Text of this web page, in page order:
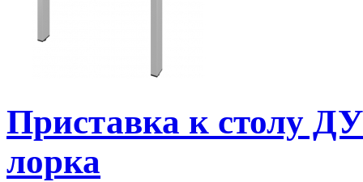
Приставка к столу
лорка